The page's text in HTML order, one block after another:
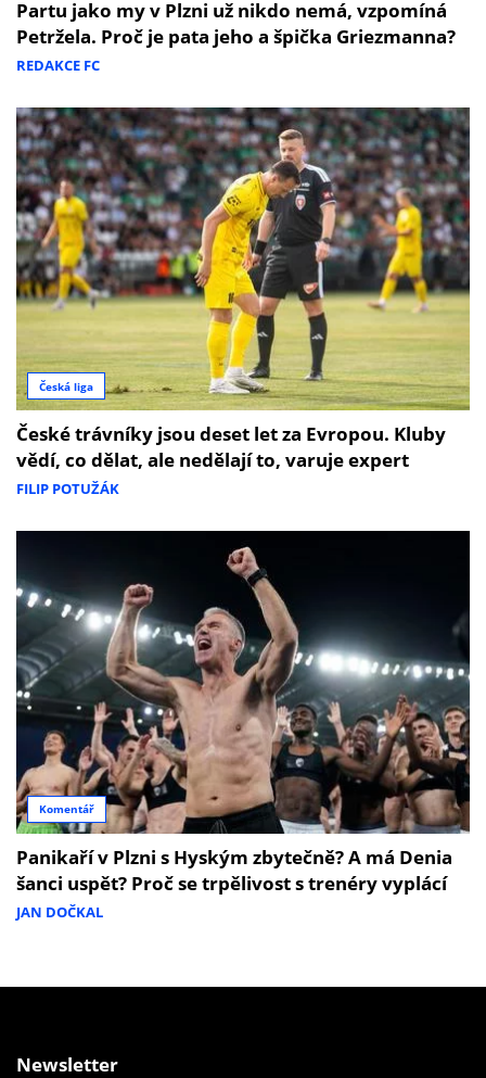
Partu jako my v Plzni už nikdo nemá, vzpomíná
Petržela. Proč je pata jeho a špička Griezmanna?
REDAKCE FC
Česká liga
České trávníky jsou deset let za Evropou. Kluby
vědí, co dělat, ale nedělají to, varuje expert
FILIP POTUŽÁK
Komentář
Panikaří v Plzni s Hyským zbytečně? A má Denia
šanci uspět? Proč se trpělivost s trenéry vyplácí
JAN DOČKAL
Newsletter